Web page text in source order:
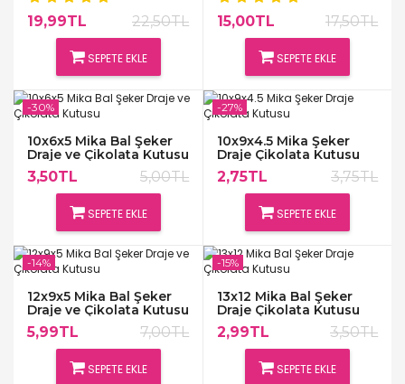
19,99TL 22,50TL
SEPETE EKLE
15,00TL 17,50TL
SEPETE EKLE
10x6x5 Mika Bal Şeker
Draje ve Çikolata Kutusu
3,50TL 5,00TL
SEPETE EKLE
-30%
10x9x4.5 Mika Şeker
Draje Çikolata Kutusu
2,75TL 3,75TL
SEPETE EKLE
-27%
12x9x5 Mika Bal Şeker
Draje ve Çikolata Kutusu
5,99TL 7,00TL
SEPETE EKLE
-14%
13x12 Mika Bal Şeker
Draje Çikolata Kutusu
2,99TL 3,50TL
SEPETE EKLE
-15%